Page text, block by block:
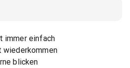
immer einfach
blicken